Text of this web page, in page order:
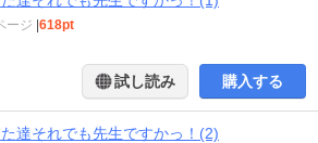
ージ |618pt
試し読み 購入する
達それでも先生ですかっ！(2)